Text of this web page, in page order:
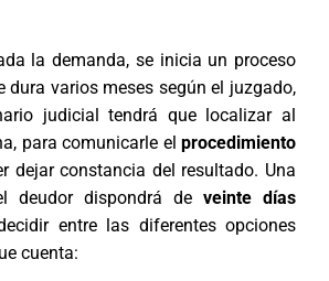
la demanda, se inicia un proceso
dura varios meses según el juzgado,
judicial tendrá que localizar al
para comunicarle el procedimiento
dejar constancia del resultado. Una
deudor dispondrá de veinte días
entre las diferentes opciones
cuenta: